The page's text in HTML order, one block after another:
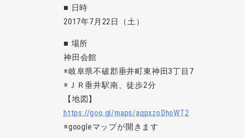
■ 日時
2017年7月22日（土）
■ 場所
神田会館
※岐阜県不破郡垂井町東神田3丁目7
※ＪＲ垂井駅南、徒歩2分
【地図】
https://goo.gl/maps/aqpxzoDhoWT2
※googleマップが開きます